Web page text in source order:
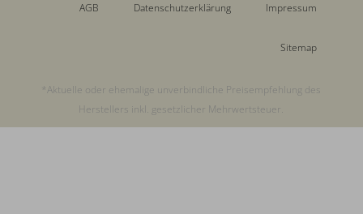
AGB Datenschutzerklärung Impressum
Sitemap
*Aktuelle oder ehemalige unverbindliche Preisempfehlung des
Herstellers inkl. gesetzlicher Mehrwertsteuer.